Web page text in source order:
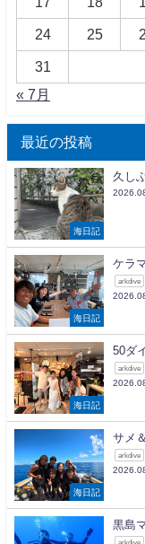
24 25
31
« 7月
最近の投稿
海日記
久し
海日記
ケラ
arkdive
海日記
50ダ
arkdive
海日記
サメ
arkdive
黒島
arkdive